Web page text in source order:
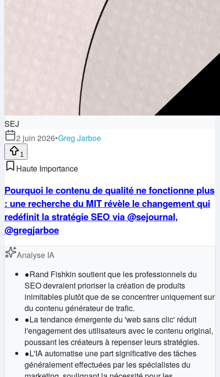
SEJ
2 juin 2026•Greg Jarboe
1
Haute Importance
Pourquoi le contenu de qualité ne fonctionne plus
: une recherche du MIT révèle le changement qui
redéfinit la stratégie SEO via @sejournal,
@gregjarboe
Analyse IA
●Rand Fishkin soutient que les professionnels du
SEO devraient prioriser la création de produits
inimitables plutôt que de se concentrer uniquement sur
du contenu générateur de trafic.
●La tendance émergente du 'web sans clic' réduit
l'engagement des utilisateurs avec le contenu original,
poussant les créateurs à repenser leurs stratégies.
●L'IA automatise une part significative des tâches
généralement effectuées par les spécialistes du